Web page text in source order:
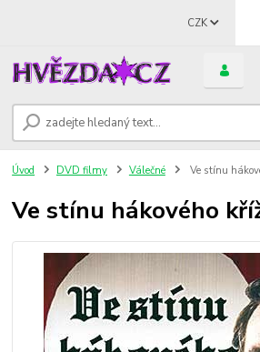
CZK
Úvod DVD filmy Válečné Ve stínu
Ve stínu hákového